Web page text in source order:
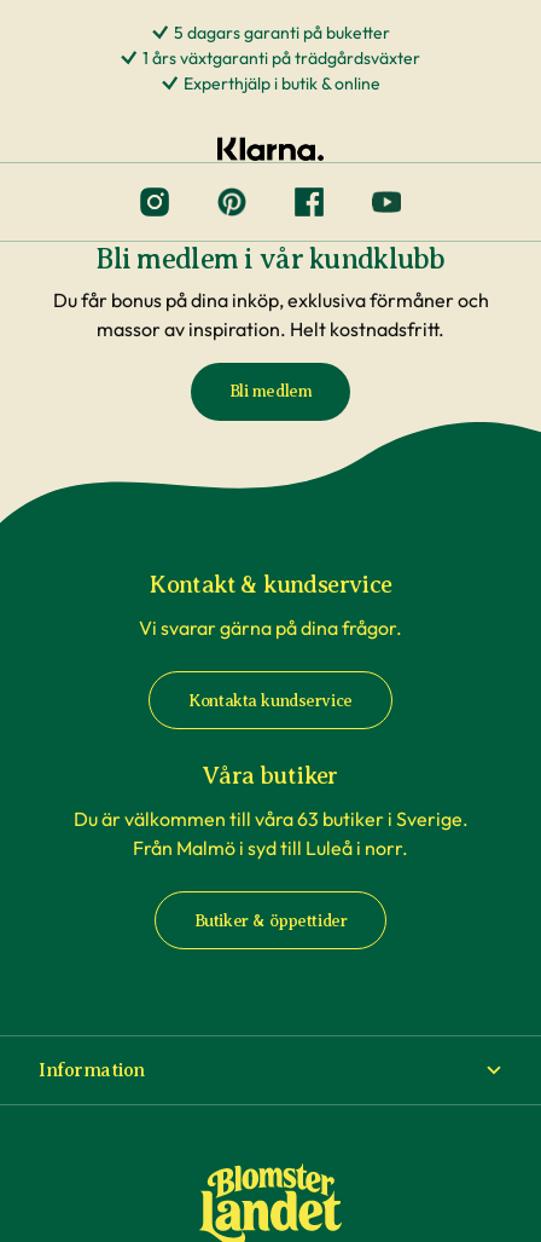
5 dagars garanti på buketter
1 års växtgaranti på trädgårdsväxter
Experthjälp i butik & online
Bli medlem i vår kundklubb
Du får bonus på dina inköp, exklusiva förmåner och
massor av inspiration. Helt kostnadsfritt.
Bli medlem
Kontakt & kundservice
Vi svarar gärna på dina frågor.
Kontakta kundservice
Våra butiker
Du är välkommen till våra 63 butiker i Sverige.
Från Malmö i syd till Luleå i norr.
Butiker & öppettider
Information
Köp- och leveransvillkor